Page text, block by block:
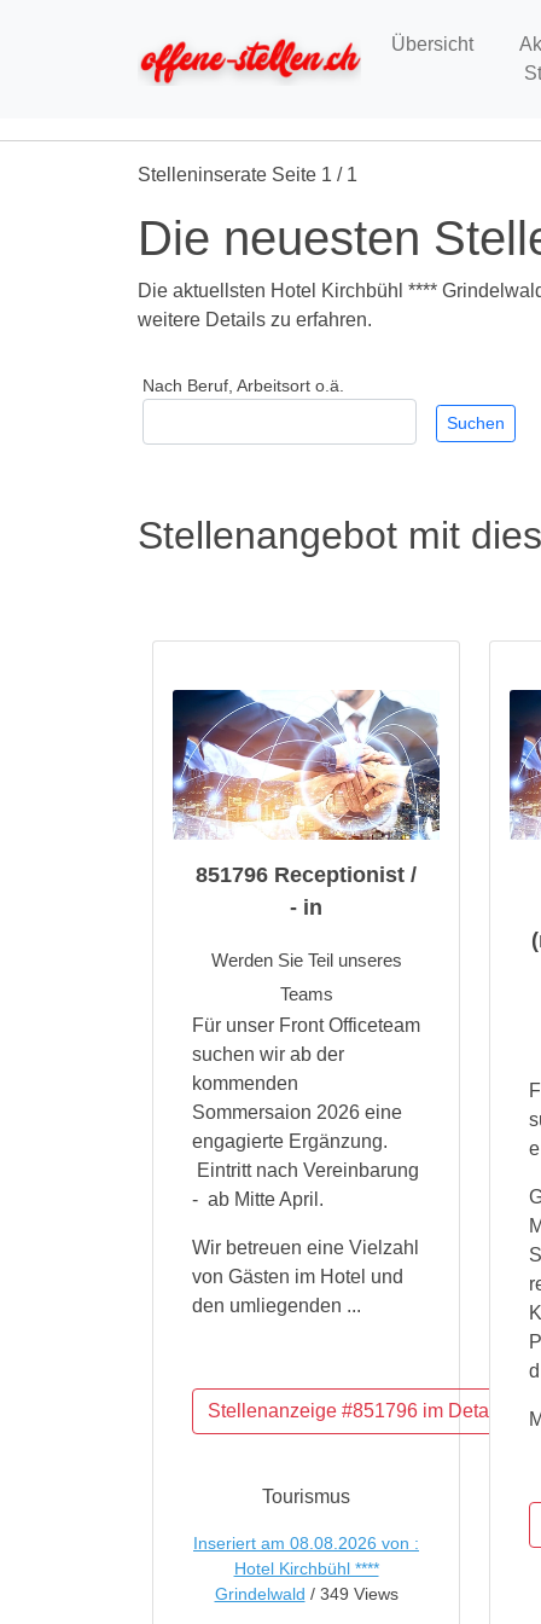
Übersicht
Stelleninserate Seite 1 / 1
Die neuesten
Die aktuellsten Hotel Kirchbühl ****
weitere Details zu erfahren.
Nach Beruf, Arbeitsort o.ä.
Stellenangebot mit
851796 Receptionist /
- in
Werden Sie Teil unseres
Teams
Für unser Front Officeteam
suchen wir ab der
kommenden
Sommersaion 2026 eine
engagierte Ergänzung.
Eintritt nach Vereinbarung
- ab Mitte April.
Wir betreuen eine Vielzahl
von Gästen im Hotel und
den umliegenden ...
Tourismus
Inseriert am 08.08.2026 von :
Hotel Kirchbühl ****
Grindelwald / 349 Views